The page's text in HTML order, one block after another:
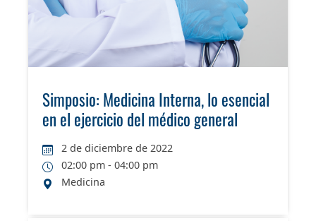
Simposio: Medicina Interna, lo esencial
en el ejercicio del médico general
2 de diciembre de 2022
02:00 pm - 04:00 pm
Medicina